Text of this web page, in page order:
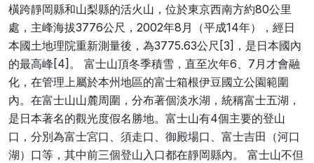
橫跨靜岡縣和山梨縣的活火山，位於東京西南方約80公里
處，主峰海拔3776公尺，2002年8月（平成14年），經日
本國土地理院重新測量後，為3775.63公尺[3]，是日本國內
的最高峰[4]。 富士山頂冬季積雪，直至次年6、7月才會融
化，在管理上屬於本州地區的富士箱根伊豆國立公園範圍
內。在富士山山麓周圍，分布著個淡水湖，統稱富士五湖，
是日本著名的觀光度假名勝地。富士山有4個主要的登山
口，分別為富士宮口、須走口、御殿場口、富士吉田（河口
湖）口等，其中前三個登山入口都在靜岡縣內。 富士山不但